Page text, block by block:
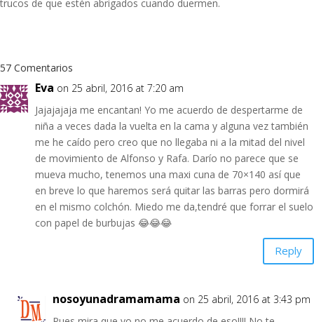
trucos de que estén abrigados cuando duermen.
57 Comentarios
Eva on 25 abril, 2016 at 7:20 am
Jajajajaja me encantan! Yo me acuerdo de despertarme de
niña a veces dada la vuelta en la cama y alguna vez también
me he caído pero creo que no llegaba ni a la mitad del nivel
de movimiento de Alfonso y Rafa. Darío no parece que se
mueva mucho, tenemos una maxi cuna de 70×140 así que
en breve lo que haremos será quitar las barras pero dormirá
en el mismo colchón. Miedo me da,tendré que forrar el suelo
con papel de burbujas 😂😂😂
Reply
nosoyunadramamama on 25 abril, 2016 at 3:43 pm